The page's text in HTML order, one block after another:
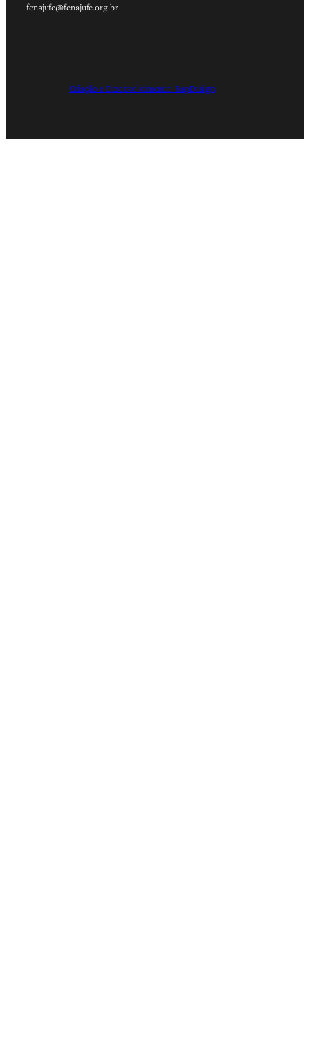
fenajufe@fenajufe.org.br
Criação e Desenvolvimento: RapDesign